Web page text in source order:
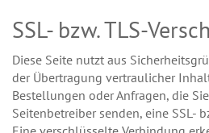
SSL- bzw. TLS-
Diese Seite nutzt aus
der Übertragung vertraulicher
Bestellungen oder Anfragen, die
Seitenbetreiber senden, eine SSL-